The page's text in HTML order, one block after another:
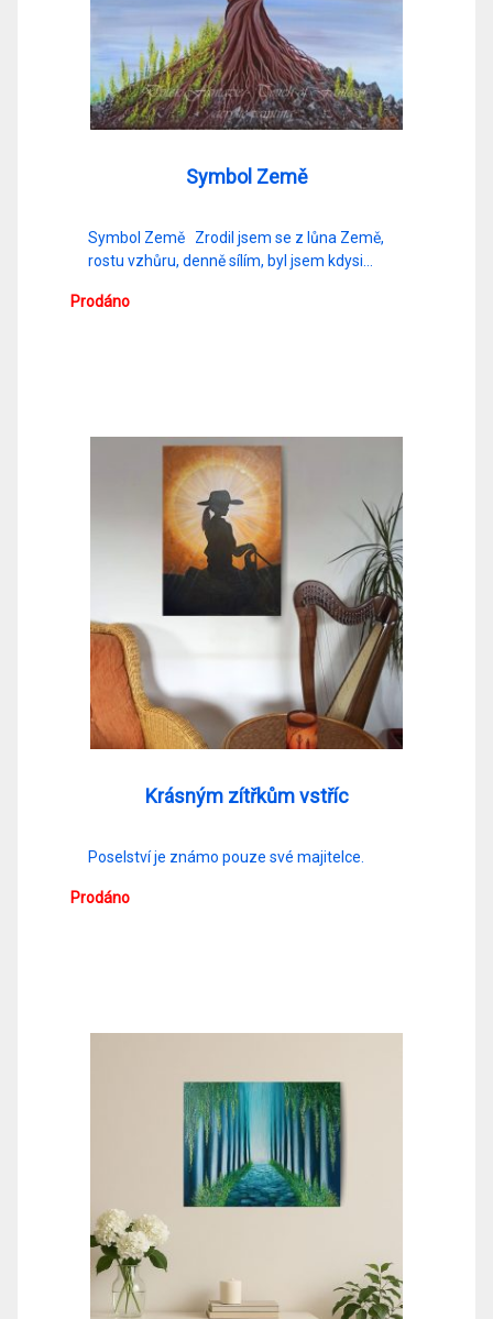
Symbol Země
Symbol Země Zrodil jsem se z lůna Země,
rostu vzhůru, denně sílím, byl jsem kdysi…
Prodáno
Krásným zítřkům vstříc
Poselství je známo pouze své majitelce.
Prodáno